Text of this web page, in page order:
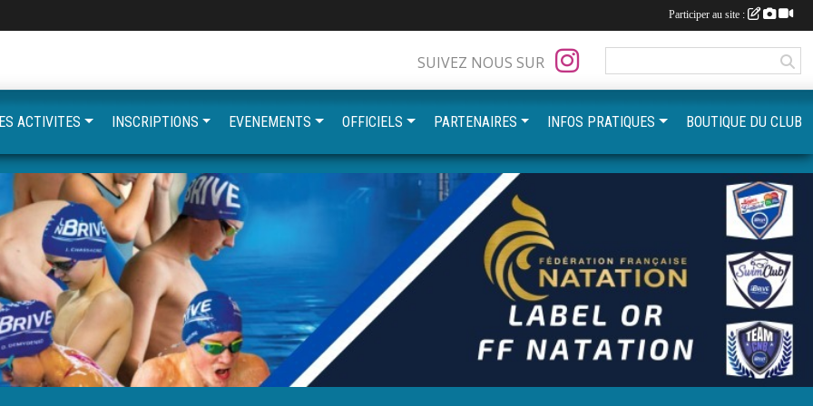
SUIVEZ NOUS SUR
ACTIVITES INSCRIPTIONS EVENEMENTS OFFICIELS PARTENAIRES INFOS PRATIQUES BOUTIQUE DU CLUB
Participer au site :